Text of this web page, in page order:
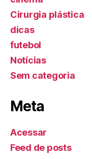
Cirurgia plástica
dicas
futebol
Notícias
Sem categoria
Meta
Acessar
Feed de posts